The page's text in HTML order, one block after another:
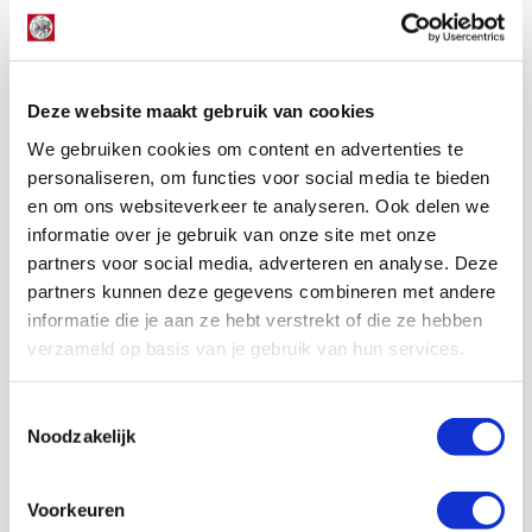
Deze website maakt gebruik van cookies
We gebruiken cookies om content en advertenties te
personaliseren, om functies voor social media te bieden
en om ons websiteverkeer te analyseren. Ook delen we
informatie over je gebruik van onze site met onze
partners voor social media, adverteren en analyse. Deze
partners kunnen deze gegevens combineren met andere
informatie die je aan ze hebt verstrekt of die ze hebben
verzameld op basis van je gebruik van hun services.
Noodzakelijk
Voorkeuren
al besloten De Boer te ontslaan. Club wacht op
— Willem Haak (@WillemHaak)
2016
De Boer onderschat de situatie bij Inter echter. De spelers
zijn niet fit en Mancini heeft de selectie in een matige staat
achtergelaten. Na enkele investeringen is het basiselftal
goed. Met spelers als Andrea Ranocchia en Felipe Melo
komt de tweede garnituur veel tekort. Bovendien lijkt De
Boer zich bij zijn benoeming niet te realiseren hoe groot de
macht van de Italiaanse media is.
Direct na zijn aanstelling wordt de trainer verguisd door
Sport. Alles komt op het bordje van de Nederlandse
manager. De kranten moeten immers vol en De Boer is
de prestaties op het veld tegenvallen en Inter blijft